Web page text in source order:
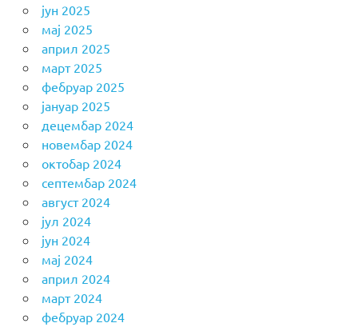
јун 2025
мај 2025
април 2025
март 2025
фебруар 2025
јануар 2025
децембар 2024
новембар 2024
октобар 2024
септембар 2024
август 2024
јул 2024
јун 2024
мај 2024
април 2024
март 2024
фебруар 2024